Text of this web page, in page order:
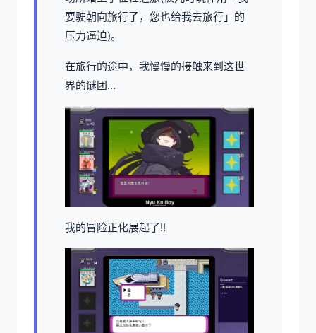
要驶朝向旅行了，您也给我去旅行」的
压力逼迫)。
在旅行的途中，我慢慢的接触来到这世
界的谜团...
我的冒险正化展起了!!